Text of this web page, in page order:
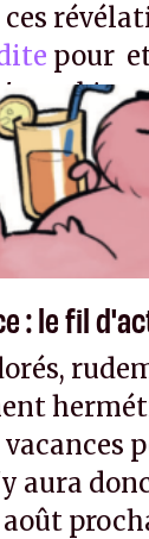
pour
Encore
: le fil
aura